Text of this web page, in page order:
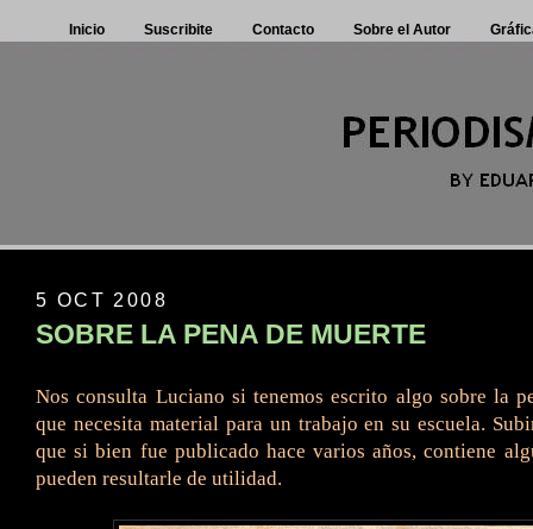
Inicio Suscribite Contacto Sobre el Autor
5 OCT 2008
SOBRE LA PENA DE MUERTE
Nos consulta Luciano si tenemos escrito algo sobre la
que necesita material para un trabajo en su escuela.
que si bien fue publicado hace varios años, contiene
pueden resultarle de utilidad.